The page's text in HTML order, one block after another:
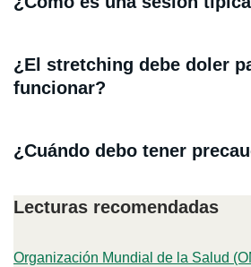
¿El stretching debe doler
funcionar?
¿Cuándo debo tener
Lecturas recomendadas
Organización Mundial de la Salud